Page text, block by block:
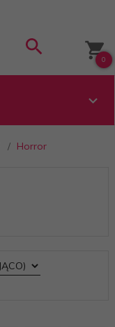
0
Horror